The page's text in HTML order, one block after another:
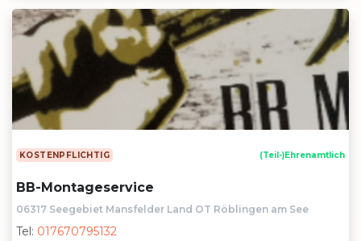
KOSTENPFLICHTIG (Teil-)Ehrenamtlich
BB-Montageservice
06317 Seegebiet Mansfelder Land OT Röblingen am See
Tel: 017670795132